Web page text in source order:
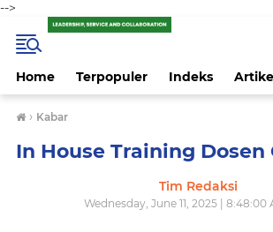
-->
Home Terpopuler Indeks
› Kabar
In House Training Dosen
Tim Redaksi
Wednesday, June 11, 2025 | 8:48:00